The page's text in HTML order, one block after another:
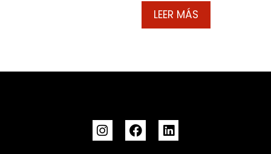
LEER MÁS